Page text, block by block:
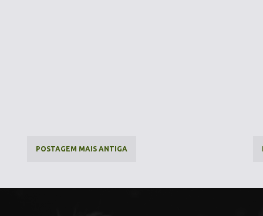
POSTAGEM MAIS ANTIGA